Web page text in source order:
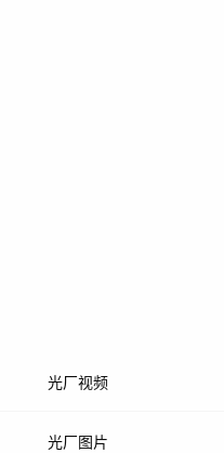
光厂视频
上传视频
光厂图片